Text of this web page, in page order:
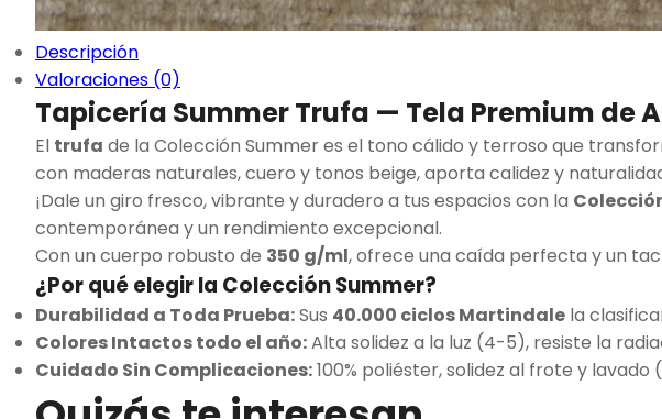
Descripción
Valoraciones (0)
Tapicería Summer Trufa — Tela Premium de
El trufa de la Colección Summer es el tono cálido y terroso que
con maderas naturales, cuero y tonos beige, aporta calidez y
¡Dale un giro fresco, vibrante y duradero a tus espacios con la
contemporánea y un rendimiento excepcional.
Con un cuerpo robusto de 350 g/ml, ofrece una caída perfecta y un
¿Por qué elegir la Colección Summer?
Durabilidad a Toda Prueba:Sus 40.000 ciclos Martindale la
Colores Intactos todo el año:Alta solidez a la luz (4-5), resiste la
Cuidado Sin Complicaciones:100% poliéster, solidez al frote y